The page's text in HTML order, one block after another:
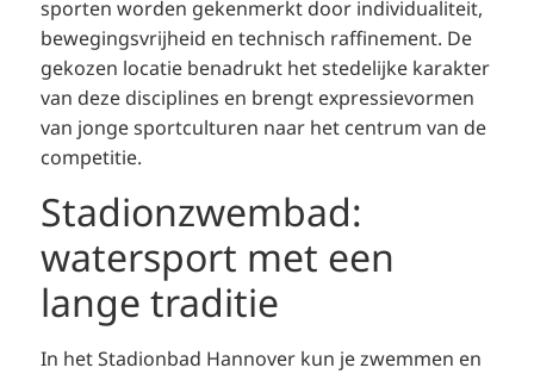
sporten worden gekenmerkt door individualiteit,
bewegingsvrijheid en technisch raffinement. De
gekozen locatie benadrukt het stedelijke karakter
van deze disciplines en brengt expressievormen
van jonge sportculturen naar het centrum van de
competitie.
Stadionzwembad:
watersport met een
lange traditie
In het Stadionbad Hannover kun je zwemmen en